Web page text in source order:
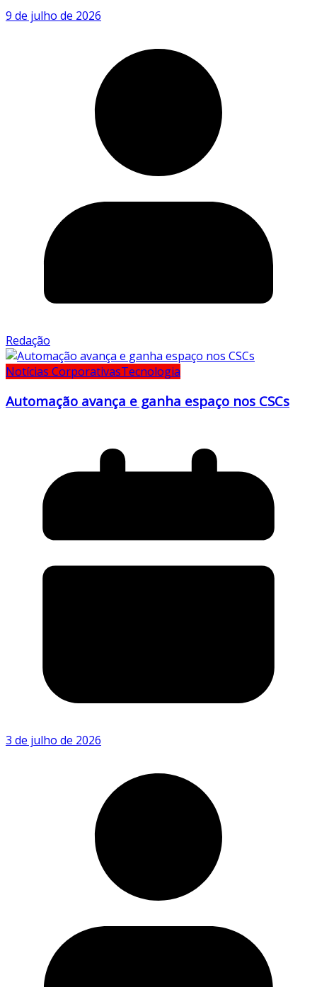
9 de julho de 2026
Redação
Notícias CorporativasTecnologia
Automação avança e ganha espaço nos CSCs
3 de julho de 2026